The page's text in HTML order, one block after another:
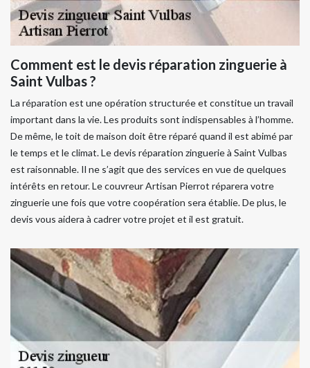
Comment est le devis réparation zinguerie à
Saint Vulbas ?
La réparation est une opération structurée et constitue un travail
important dans la vie. Les produits sont indispensables à l’homme.
De même, le toit de maison doit être réparé quand il est abimé par
le temps et le climat. Le devis réparation zinguerie à Saint Vulbas
est raisonnable. Il ne s’agit que des services en vue de quelques
intérêts en retour. Le couvreur Artisan Pierrot réparera votre
zinguerie une fois que votre coopération sera établie. De plus, le
devis vous aidera à cadrer votre projet et il est gratuit.